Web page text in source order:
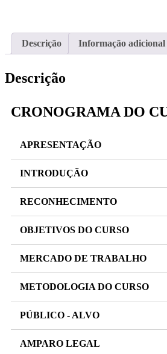
Descrição
Informação adicional
Descrição
CRONOGRAMA DO
APRESENTAÇÃO
INTRODUÇÃO
RECONHECIMENTO
OBJETIVOS DO CURSO
MERCADO DE TRABALHO
METODOLOGIA DO CURSO
PÚBLICO - ALVO
AMPARO LEGAL